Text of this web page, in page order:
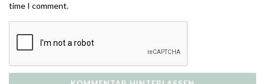
time I comment.